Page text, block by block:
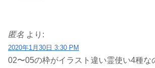
匿名 より:
2020年1月30日 3:30 PM
02〜05の枠がイラスト違い霊使い4種な